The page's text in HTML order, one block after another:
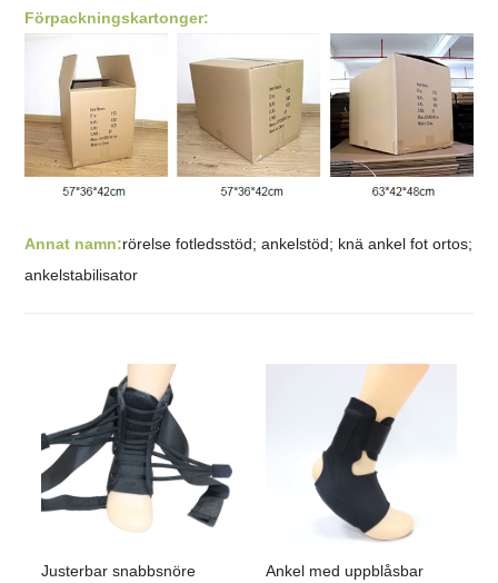
Förpackningskartonger:
Annat namn:rörelse fotledsstöd; ankelstöd; knä ankel fot ortos;
ankelstabilisator
Justerbar snabbsnöre
Ankel med uppblåsbar